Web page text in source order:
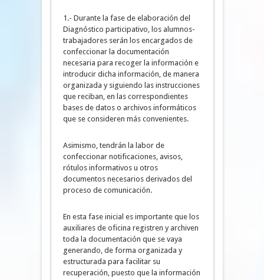
1.- Durante la fase de elaboración del
Diagnóstico participativo, los alumnos-
trabajadores serán los encargados de
confeccionar la documentación
necesaria para recoger la información e
introducir dicha información, de manera
organizada y siguiendo las instrucciones
que reciban, en las correspondientes
bases de datos o archivos informáticos
que se consideren más convenientes.
Asimismo, tendrán la labor de
confeccionar notificaciones, avisos,
rótulos informativos u otros
documentos necesarios derivados del
proceso de comunicación.
En esta fase inicial es importante que los
auxiliares de oficina registren y archiven
toda la documentación que se vaya
generando, de forma organizada y
estructurada para facilitar su
recuperación, puesto que la información